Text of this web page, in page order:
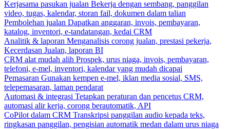
Kerjasama pasukan jualan Bekerja dengan sembang, panggilan
video, tugas, kalendar, storan fail, dokumen dalam talian
Pembolehan jualan Dapatkan anggaran, invois, pembayaran,
katalog, inventori, e-tandatangan, kedai CRM
Analitik & laporan Menganalisis corong jualan, prestasi pekerja,
Kecerdasan Jualan, laporan BI
CRM alat mudah alih Prospek, urus niaga, invois, pembayaran,
telefoni, e-mel, inventori, kalendar yang mudah dicapai
Pemasaran Gunakan kempen e-mel, iklan media sosial, SMS,
telepemasaran, laman pendarat
Automasi & integrasi Tetapkan peraturan dan pencetus CRM,
automasi alir kerja, corong berautomatik, API
CoPilot dalam CRM Transkripsi panggilan audio kepada teks,
ringkasan panggilan, pengisian automatik medan dalam urus niaga